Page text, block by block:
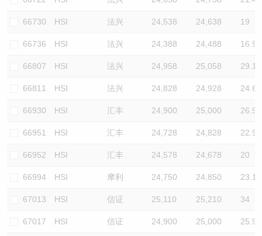
66730 HSI 法兴 24,538 24,638 19
66736 HSI 法兴 24,388 24,488 16.9
66807 HSI 法兴 24,958 25,058 29.1
66811 HSI 法兴 24,828 24,928 24.6
66930 HSI 汇丰 24,900 25,000 26.9
66951 HSI 汇丰 24,728 24,828 22.9
66952 HSI 汇丰 24,578 24,678 20
66994 HSI 摩利 24,750 24,850 23.1
67013 HSI 信证 25,110 25,210 34
67017 HSI 信证 24,900 25,000 25.9